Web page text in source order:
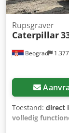
Beograd
Rupsgraver
Caterpillar
Toestand: direct
volledig